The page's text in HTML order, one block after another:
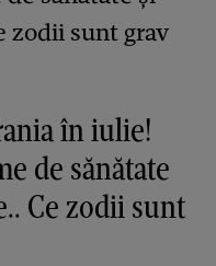
în iulie!
de sănătate
Ce zodii sunt